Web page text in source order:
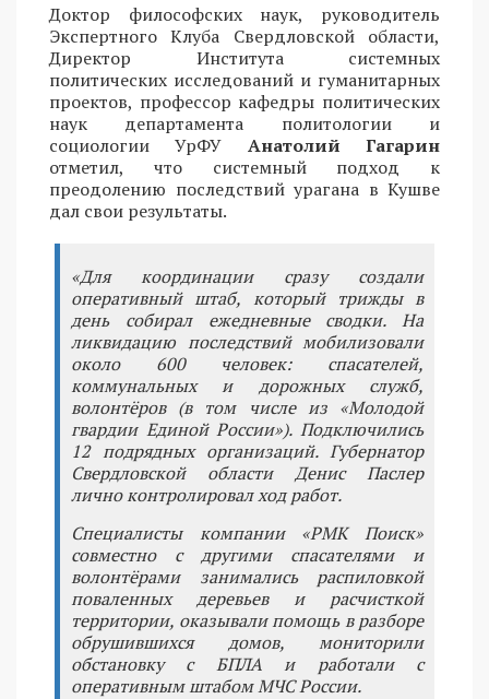
Доктор философских наук, руководитель
Экспертного Клуба Свердловской области,
Директор Института системных
политических исследований и гуманитарных
проектов, профессор кафедры политических
наук департамента политологии и
социологии УрФУ Анатолий Гагарин
отметил, что системный подход к
преодолению последствий урагана в Кушве
дал свои результаты.
«Для координации сразу создали
оперативный штаб, который трижды в
день собирал ежедневные сводки. На
ликвидацию последствий мобилизовали
около 600 человек: спасателей,
коммунальных и дорожных служб,
волонтёров (в том числе из «Молодой
гвардии Единой России»). Подключились
12 подрядных организаций. Губернатор
Свердловской области Денис Паслер
лично контролировал ход работ.
Специалисты компании «РМК Поиск»
совместно с другими спасателями и
волонтёрами занимались распиловкой
поваленных деревьев и расчисткой
территории, оказывали помощь в разборе
обрушившихся домов, мониторили
обстановку с БПЛА и работали с
оперативным штабом МЧС России.